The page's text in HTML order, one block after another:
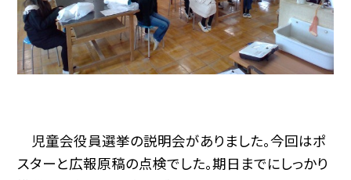
児童会役員選挙の説明会がありました。今回はポ
スターと広報原稿の点検でした。期日までにしっかり